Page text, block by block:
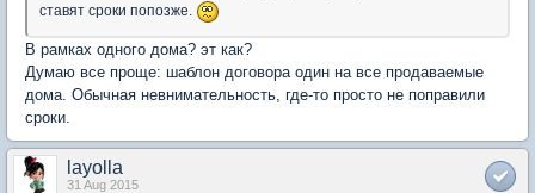
ставят сроки попозже.
В рамках одного дома? эт как?
Думаю все проще: шаблон договора один на все продаваемые
дома. Обычная невнимательность, где-то просто не поправили
сроки.
layolla
31 Aug 2015